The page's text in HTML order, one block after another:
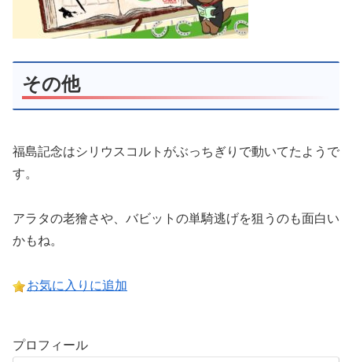
その他
福島記念はシリウスコルトがぶっちぎりで動いてたようで
す。
アラタの老獪さや、バビットの単騎逃げを狙うのも面白い
かもね。
お気に入りに追加
プロフィール